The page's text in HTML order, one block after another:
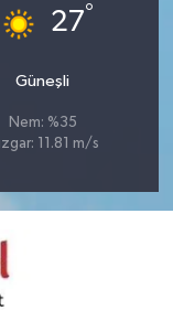
27°
Güneşli
Nem: %35
11.81 m/s